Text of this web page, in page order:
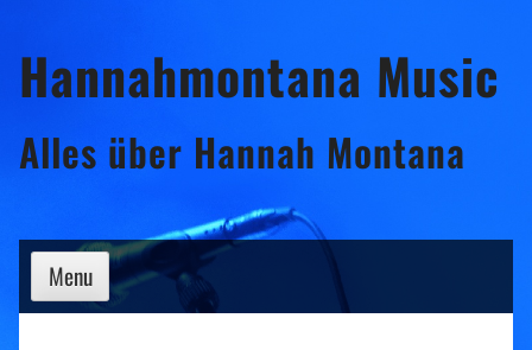
to
content
Hannahmontana Music
Alles über Hannah Montana
Menu